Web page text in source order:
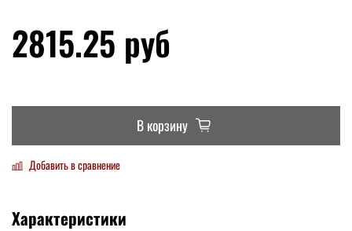
2815.25 руб
В корзину
Добавить в сравнение
Характеристики